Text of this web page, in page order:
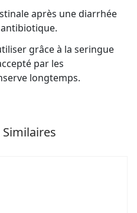
après une diarrhée
grâce à la seringue
par les
longtemps.